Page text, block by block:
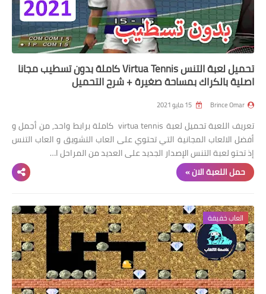
تحميل لعبة التنس Virtua Tennis كاملة بدون تسطيب مجانا
اصلية بالكراك بمساحة صغيرة + شرح التحميل
Brince Omar
تعريف اللعبة تحميل لعبة virtua tennis كاملة برابط واحد, من أجمل و
أفضل الالعاب المجانية التي تحتوي على العاب التشويق و العاب التنس
إذ تحتو لعبة التنس الإصدار الجديد على العديد من المراحل ا…
حمل اللعبة الان »
العاب خفيفة